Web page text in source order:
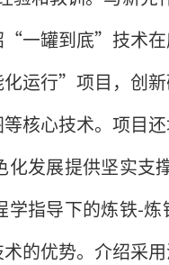
“一罐到底”技术在
运行”项目，创新
核心技术。项目
发展提供坚实支
指导下的炼铁-
的优势。介绍采